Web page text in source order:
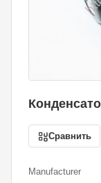
Сравнить
Manufacturer